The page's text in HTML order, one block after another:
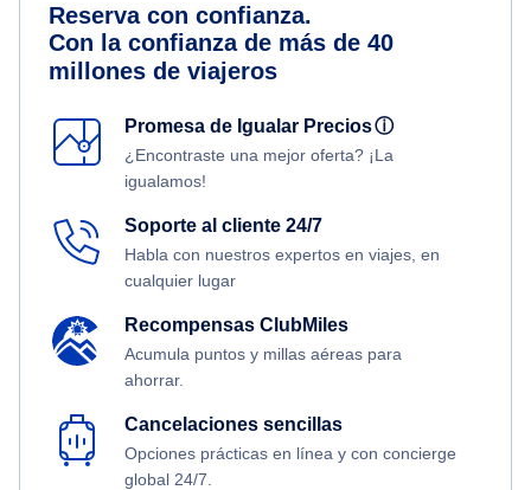
Reserva con confianza.
Con la confianza de más de 40
millones de viajeros
Promesa de Igualar Preciosⓘ
¿Encontraste una mejor oferta? ¡La
igualamos!
Soporte al cliente 24/7
Habla con nuestros expertos en viajes, en
cualquier lugar
Recompensas ClubMiles
Acumula puntos y millas aéreas para
ahorrar.
Cancelaciones sencillas
Opciones prácticas en línea y con concierge
global 24/7.